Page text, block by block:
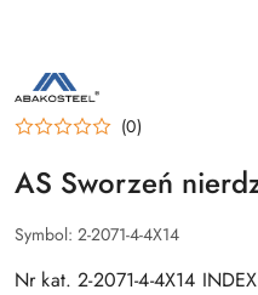
NAZWA
PRODUCENTA:
AS
(0)
AS Sworzeń
Symbol: 2-2071-4-4X14
Nr kat. 2-2071-4-4X14